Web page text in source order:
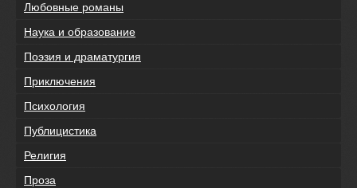
Любовные романы
Наука и образование
Поэзия и драматургия
Приключения
Психология
Публицистика
Религия
Проза